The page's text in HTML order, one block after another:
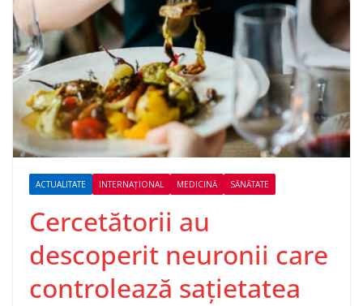
ACTUALITATE INTERNAȚIONAL MEDICINĂ SĂNĂTATE
Cercetătorii au
descoperit neuronii care
controlează sațietatea